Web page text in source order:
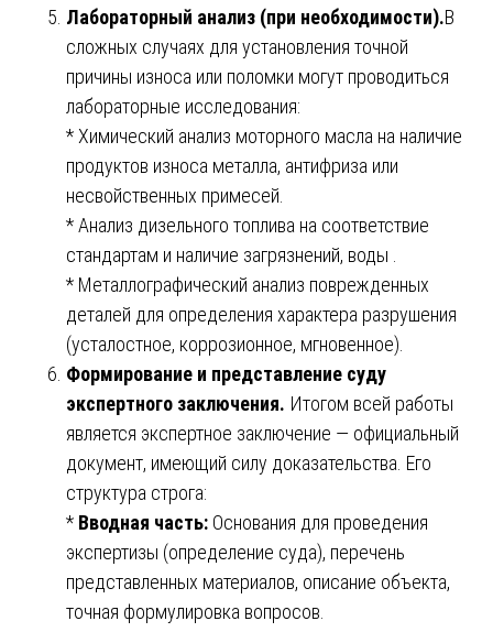
Лабораторный анализ (при необходимости).В
сложных случаях для установления точной
причины износа или поломки могут проводиться
лабораторные исследования:
* Химический анализ моторного масла на наличие
продуктов износа металла, антифриза или
несвойственных примесей.
* Анализ дизельного топлива на соответствие
стандартам и наличие загрязнений, воды .
* Металлографический анализ поврежденных
деталей для определения характера разрушения
(усталостное, коррозионное, мгновенное).
Формирование и представление суду
экспертного заключения. Итогом всей работы
является экспертное заключение — официальный
документ, имеющий силу доказательства. Его
структура строга:
* Вводная часть: Основания для проведения
экспертизы (определение суда), перечень
представленных материалов, описание объекта,
точная формулировка вопросов.